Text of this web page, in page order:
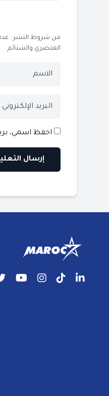
من شروط النشر : عدم
العنصري والشتائم .
احفظ اسمي،